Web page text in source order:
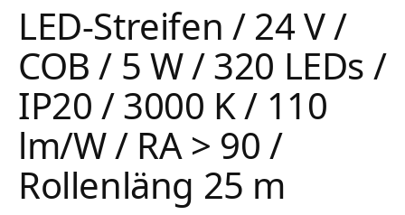
LED-Streifen / 24 V /
COB / 5 W / 320 LEDs /
IP20 / 3000 K / 110
lm/W / RA > 90 /
Rollenläng 25 m